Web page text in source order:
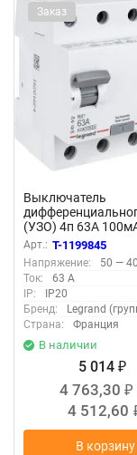
Заказ
Выключатель
(УЗО) 4п 63А
RX3 ИЭК Leg 402068
Арт.: T-1199845
Напряжение:
50 —
Ток:
63 А
IP:
IP20
Бренд:
Legrand
Страна:
Франция
В наличии
5 014 ₽
4 763,30 ₽
4 512,60
В корзину